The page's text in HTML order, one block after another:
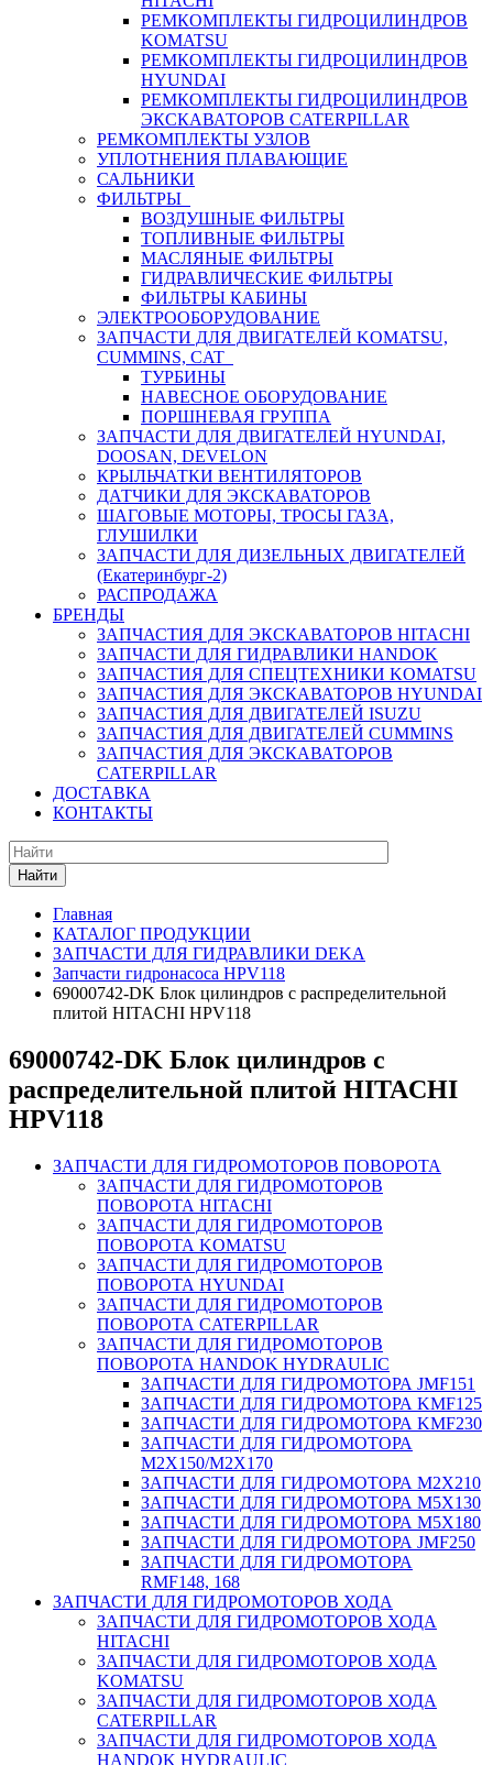
РЕМКОМПЛЕКТЫ ГИДРОЦИЛИНДРОВ
KOMATSU
РЕМКОМПЛЕКТЫ ГИДРОЦИЛИНДРОВ
HYUNDAI
РЕМКОМПЛЕКТЫ ГИДРОЦИЛИНДРОВ
ЭКСКАВАТОРОВ CATERPILLAR
РЕМКОМПЛЕКТЫ УЗЛОВ
УПЛОТНЕНИЯ ПЛАВАЮЩИЕ
САЛЬНИКИ
ФИЛЬТРЫ
ВОЗДУШНЫЕ ФИЛЬТРЫ
ТОПЛИВНЫЕ ФИЛЬТРЫ
МАСЛЯНЫЕ ФИЛЬТРЫ
ГИДРАВЛИЧЕСКИЕ ФИЛЬТРЫ
ФИЛЬТРЫ КАБИНЫ
ЭЛЕКТРООБОРУДОВАНИЕ
ЗАПЧАСТИ ДЛЯ ДВИГАТЕЛЕЙ KOMATSU,
CUMMINS, CAT
ТУРБИНЫ
НАВЕСНОЕ ОБОРУДОВАНИЕ
ПОРШНЕВАЯ ГРУППА
ЗАПЧАСТИ ДЛЯ ДВИГАТЕЛЕЙ HYUNDAI,
DOOSAN, DEVELON
КРЫЛЬЧАТКИ ВЕНТИЛЯТОРОВ
ДАТЧИКИ ДЛЯ ЭКСКАВАТОРОВ
ШАГОВЫЕ МОТОРЫ, ТРОСЫ ГАЗА,
ГЛУШИЛКИ
ЗАПЧАСТИ ДЛЯ ДИЗЕЛЬНЫХ ДВИГАТЕЛЕЙ
(Екатеринбург-2)
РАСПРОДАЖА
БРЕНДЫ
ЗАПЧАСТИЯ ДЛЯ ЭКСКАВАТОРОВ HITACHI
ЗАПЧАСТИ ДЛЯ ГИДРАВЛИКИ HANDOK
ЗАПЧАСТИЯ ДЛЯ СПЕЦТЕХНИКИ KOMATSU
ЗАПЧАСТИЯ ДЛЯ ЭКСКАВАТОРОВ HYUNDAI
ЗАПЧАСТИЯ ДЛЯ ДВИГАТЕЛЕЙ ISUZU
ЗАПЧАСТИЯ ДЛЯ ДВИГАТЕЛЕЙ CUMMINS
ЗАПЧАСТИЯ ДЛЯ ЭКСКАВАТОРОВ
CATERPILLAR
ДОСТАВКА
КОНТАКТЫ
Найти
Главная
КАТАЛОГ ПРОДУКЦИИ
ЗАПЧАСТИ ДЛЯ ГИДРАВЛИКИ DEKA
Запчасти гидронасоса HPV118
69000742-DK Блок цилиндров с распределительной
плитой HITACHI HPV118
69000742-DK Блок цилиндров с
распределительной плитой HITACHI
HPV118
ЗАПЧАСТИ ДЛЯ ГИДРОМОТОРОВ ПОВОРОТА
ЗАПЧАСТИ ДЛЯ ГИДРОМОТОРОВ
ПОВОРОТА HITACHI
ЗАПЧАСТИ ДЛЯ ГИДРОМОТОРОВ
ПОВОРОТА KOMATSU
ЗАПЧАСТИ ДЛЯ ГИДРОМОТОРОВ
ПОВОРОТА HYUNDAI
ЗАПЧАСТИ ДЛЯ ГИДРОМОТОРОВ
ПОВОРОТА CATERPILLAR
ЗАПЧАСТИ ДЛЯ ГИДРОМОТОРОВ
ПОВОРОТА HANDOK HYDRAULIC
ЗАПЧАСТИ ДЛЯ ГИДРОМОТОРА JMF151
ЗАПЧАСТИ ДЛЯ ГИДРОМОТОРА KMF125
ЗАПЧАСТИ ДЛЯ ГИДРОМОТОРА KMF230
ЗАПЧАСТИ ДЛЯ ГИДРОМОТОРА
M2X150/M2X170
ЗАПЧАСТИ ДЛЯ ГИДРОМОТОРА M2X210
ЗАПЧАСТИ ДЛЯ ГИДРОМОТОРА M5X130
ЗАПЧАСТИ ДЛЯ ГИДРОМОТОРА M5X180
ЗАПЧАСТИ ДЛЯ ГИДРОМОТОРА JMF250
ЗАПЧАСТИ ДЛЯ ГИДРОМОТОРА
RMF148, 168
ЗАПЧАСТИ ДЛЯ ГИДРОМОТОРОВ ХОДА
ЗАПЧАСТИ ДЛЯ ГИДРОМОТОРОВ ХОДА
HITACHI
ЗАПЧАСТИ ДЛЯ ГИДРОМОТОРОВ ХОДА
KOMATSU
ЗАПЧАСТИ ДЛЯ ГИДРОМОТОРОВ ХОДА
CATERPILLAR
ЗАПЧАСТИ ДЛЯ ГИДРОМОТОРОВ ХОДА
HANDOK HYDRAULIC